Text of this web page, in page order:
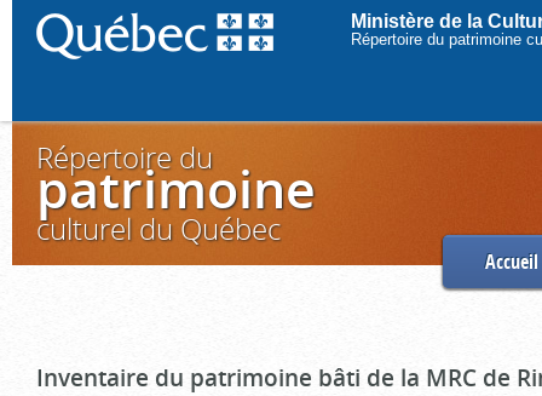
Ministère de la
Répertoire du patrimoine
Répertoire du
patrimoine
culturel du Québec
Accueil
Inventaire du patrimoine bâti de la MRC de